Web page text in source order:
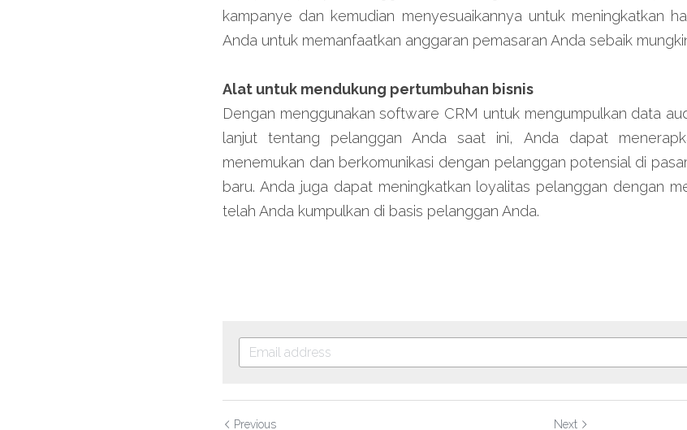
kampanye dan kemudian menyesuaikannya untuk meningkatkan
Anda untuk memanfaatkan anggaran pemasaran Anda sebaik
Alat untuk mendukung pertumbuhan bisnis
Dengan menggunakan software CRM untuk mengumpulkan data
lanjut tentang pelanggan Anda saat ini, Anda dapat
menemukan dan berkomunikasi dengan pelanggan potensial di
baru. Anda juga dapat meningkatkan loyalitas pelanggan dengan
telah Anda kumpulkan di basis pelanggan Anda.
Previous Next